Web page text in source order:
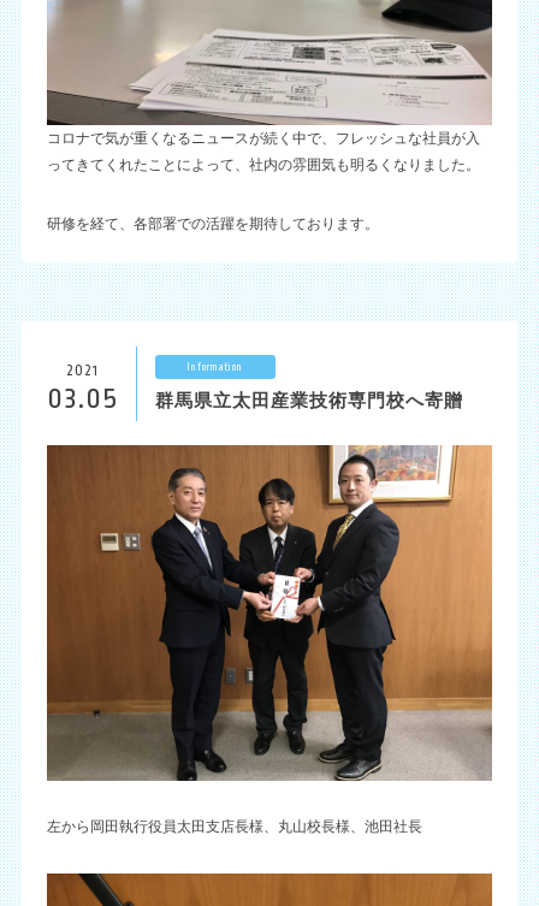
コロナで気が重くなるニュースが続く中で、フレッシュな社員が入
ってきてくれたことによって、社内の雰囲気も明るくなりました。
研修を経て、各部署での活躍を期待しております。
2021
03.05
Information
群馬県立太田産業技術専門校へ寄贈
左から岡田執行役員太田支店長様、丸山校長様、池田社長